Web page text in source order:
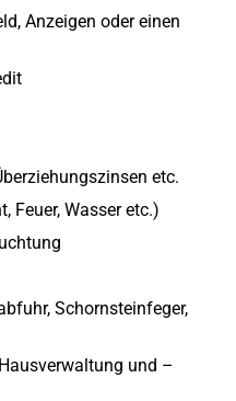
Anzeigen oder einen
etc.
Feuer, Wasser etc.)
Schornsteinfeger,
und –